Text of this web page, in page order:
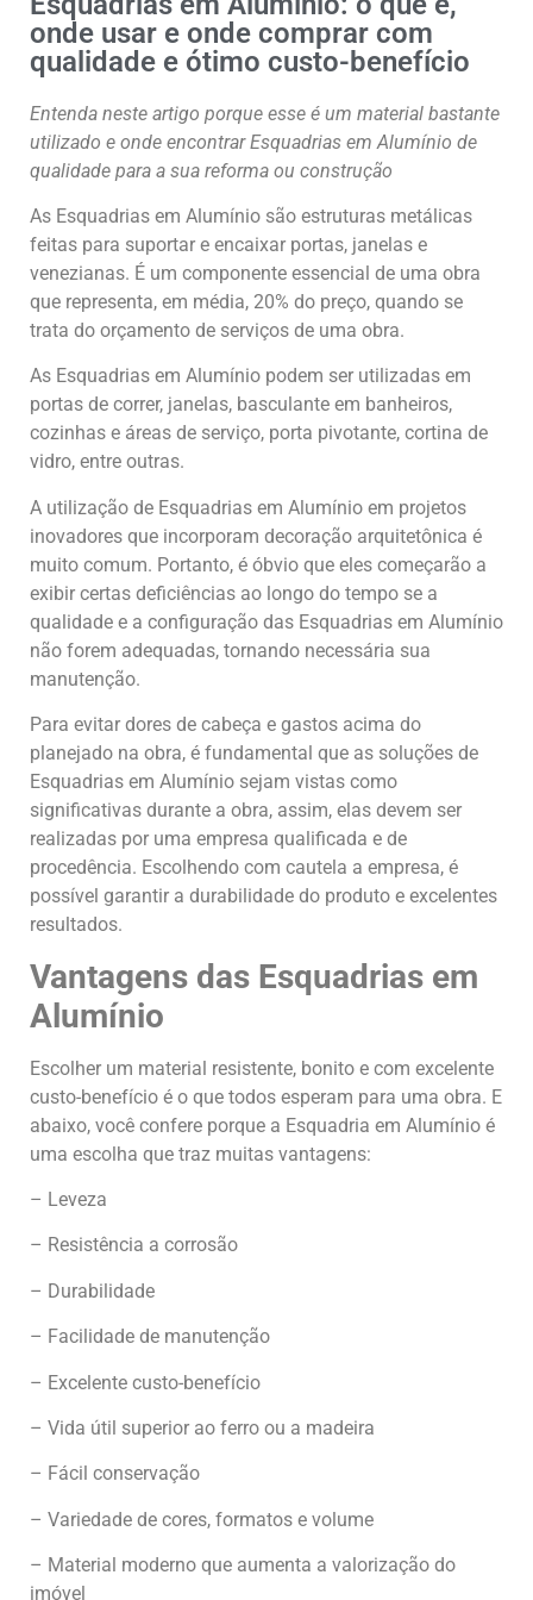
onde usar e onde comprar com
qualidade e ótimo custo-benefício
Entenda neste artigo porque esse é um material bastante
utilizado e onde encontrar Esquadrias em Alumínio de
qualidade para a sua reforma ou construção
As Esquadrias em Alumínio são estruturas metálicas
feitas para suportar e encaixar portas, janelas e
venezianas. É um componente essencial de uma obra
que representa, em média, 20% do preço, quando se
trata do orçamento de serviços de uma obra.
As Esquadrias em Alumínio podem ser utilizadas em
portas de correr, janelas, basculante em banheiros,
cozinhas e áreas de serviço, porta pivotante, cortina de
vidro, entre outras.
A utilização de Esquadrias em Alumínio em projetos
inovadores que incorporam decoração arquitetônica é
muito comum. Portanto, é óbvio que eles começarão a
exibir certas deficiências ao longo do tempo se a
qualidade e a configuração das Esquadrias em Alumínio
não forem adequadas, tornando necessária sua
manutenção.
Para evitar dores de cabeça e gastos acima do
planejado na obra, é fundamental que as soluções de
Esquadrias em Alumínio sejam vistas como
significativas durante a obra, assim, elas devem ser
realizadas por uma empresa qualificada e de
procedência. Escolhendo com cautela a empresa, é
possível garantir a durabilidade do produto e excelentes
resultados.
Vantagens das Esquadrias em
Alumínio
Escolher um material resistente, bonito e com excelente
custo-benefício é o que todos esperam para uma obra. E
abaixo, você confere porque a Esquadria em Alumínio é
uma escolha que traz muitas vantagens:
– Leveza
– Resistência a corrosão
– Durabilidade
– Facilidade de manutenção
– Excelente custo-benefício
– Vida útil superior ao ferro ou a madeira
– Fácil conservação
– Variedade de cores, formatos e volume
– Material moderno que aumenta a valorização do
imóvel